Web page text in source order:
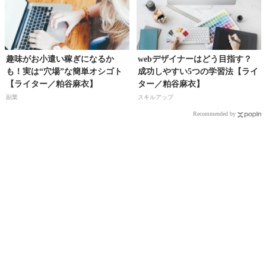
趣味がお小遣い稼ぎになるか
も！実は“穴場”な簡単オシゴト
【ライター／粕谷麻衣】
副業
webデザイナーはどう目指す？
成功しやすい5つの学習法【ライ
ター／粕谷麻衣】
スキルアップ
Recommended by